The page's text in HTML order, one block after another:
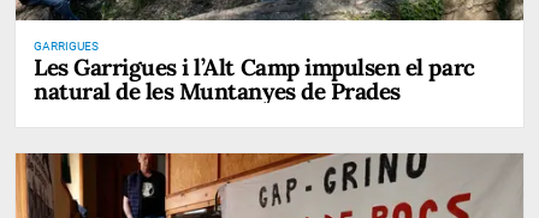
GARRIGUES
Les Garrigues i l’Alt Camp impulsen el parc
natural de les Muntanyes de Prades